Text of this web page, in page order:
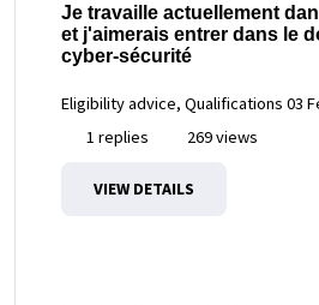
Je travaille actuellement
et j'aimerais entrer dans le
cyber-sécurité
Eligibility advice, Qualifications 03
1 replies
269 views
VIEW DETAILS